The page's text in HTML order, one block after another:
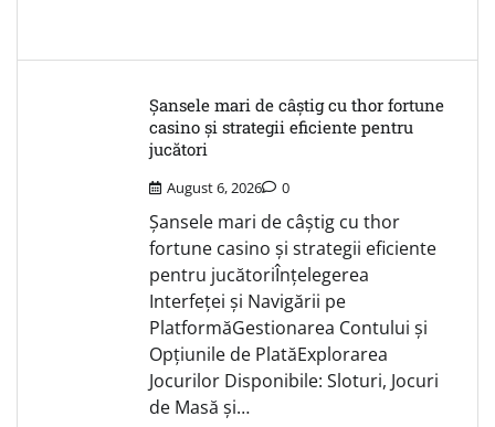
Șansele mari de câștig cu thor fortune
casino și strategii eficiente pentru
jucători
August 6, 2026 0
Șansele mari de câștig cu thor
fortune casino și strategii eficiente
pentru jucătoriÎnțelegerea
Interfeței și Navigării pe
PlatformăGestionarea Contului și
Opțiunile de PlatăExplorarea
Jocurilor Disponibile: Sloturi, Jocuri
de Masă și…